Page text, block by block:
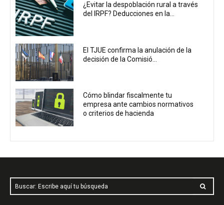
¿Evitar la despoblación rural a través
del IRPF? Deducciones en la...
El TJUE confirma la anulación de la
decisión de la Comisió...
Cómo blindar fiscalmente tu
empresa ante cambios normativos
o criterios de hacienda
Buscar: Escribe aquí tu búsqueda